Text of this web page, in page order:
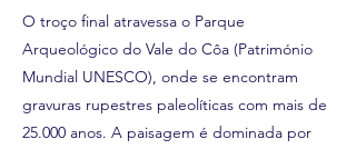
O troço final atravessa o Parque
Arqueológico do Vale do Côa (Património
Mundial UNESCO), onde se encontram
gravuras rupestres paleolíticas com mais de
25.000 anos. A paisagem é dominada por